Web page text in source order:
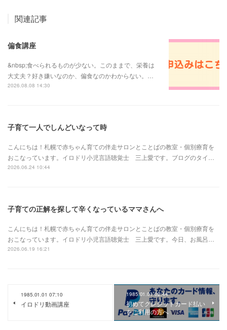
関連記事
偏食講座
&nbsp;食べられるものが少ない。このままで、栄養は
大丈夫？好き嫌いなのか、偏食なのかわからない。…
2026.08.08 14:30
子育て一人でしんどいなって時
こんにちは！札幌で赤ちゃん育ての伴走サロンとことばの教室・個別療育を
おこなっています。イロドリ小児言語聴覚士 三上愛です。ブログのタイ…
2026.06.24 10:44
子育ての正解を探して辛くなっているママさんへ
こんにちは！札幌で赤ちゃん育ての伴走サロンとことばの教室・個別療育を
おこなっています。イロドリ小児言語聴覚士 三上愛です。今日、お風呂…
2026.06.19 16:21
1985.01.01 07:10
イロドリ動画講座
1985.01.01 02:44
初めてクレジットカード払い
をご利用の方へ